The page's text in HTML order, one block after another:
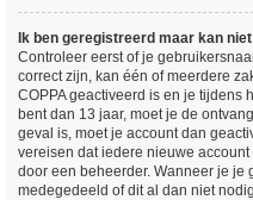
Ik ben geregistreerd maar kan
Controleer eerst of je
correct zijn, kan één of meerdere
COPPA geactiveerd is en je tijdens
bent dan 13 jaar, moet je de
geval is, moet je account dan
vereisen dat iedere nieuwe
door een beheerder. Wanneer je je
medegedeeld of dit al dan niet